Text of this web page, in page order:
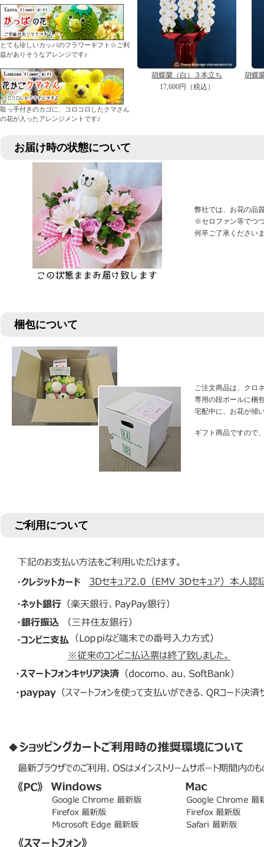
とても珍しいカッパのフラワーギフト☆ご利
益がありそうなアレンジです♪
取っ手付きのカゴに、コロコロしたクマさん
の花が入ったアレンジメントです♪
胡蝶蘭（白）３本立ち
胡蝶
17,600円（税込）
お届け時の状態について
弊社では、お花の品
※セロファン等でつ
何卒ご了承ください
梱包について
ご注文商品は、クロ
専用の段ボールに梱
宅配中に、お花が傾
ギフト商品ですので
ご利用について